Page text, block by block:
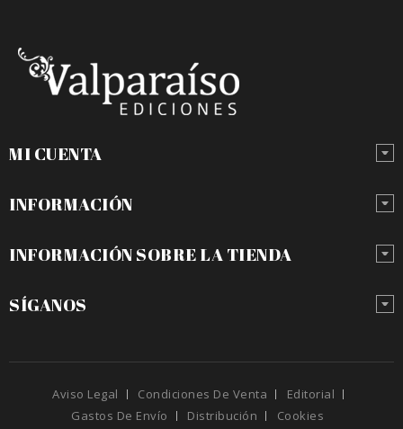
MI CUENTA
INFORMACIÓN
INFORMACIÓN SOBRE LA TIENDA
SÍGANOS
Aviso Legal Condiciones De Venta
Editorial
Gastos De Envío
Distribución Cookies